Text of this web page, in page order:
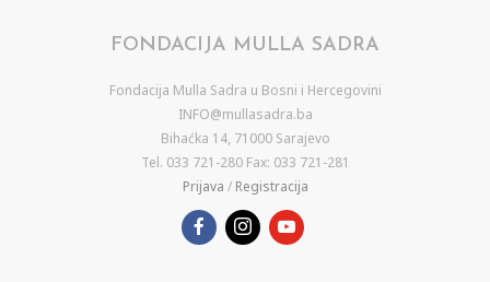
FONDACIJA MULLA SADRA
Fondacija Mulla Sadra u Bosni i Hercegovini
INFO@mullasadra.ba
Bihaćka 14, 71000 Sarajevo
Tel. 033 721-280 Fax: 033 721-281
Prijava / Registracija